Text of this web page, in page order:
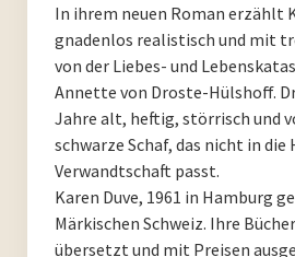
PoesieFest 2021
PoesieFest 2020. Das 10. Jahr.
PoesieFest 2019
PoesieFest 2018
PoesieFest 2017
In ihrem neuen Roman erzählt
gnadenlos realistisch und mit
von der Liebes- und
Annette von Droste-Hülshoff.
Jahre alt, heftig, störrisch und
schwarze Schaf, das nicht in die
Verwandtschaft passt.
Karen Duve, 1961 in Hamburg
Märkischen Schweiz. Ihre
übersetzt und mit Preisen